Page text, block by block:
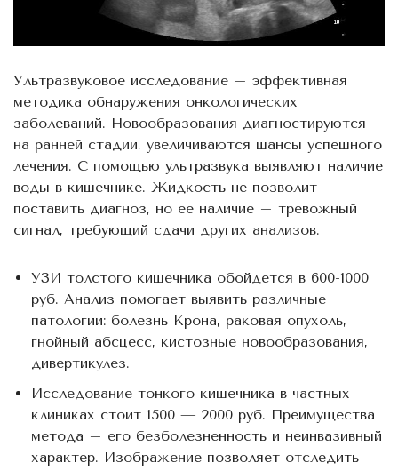
Ультразвуковое исследование – эффективная
методика обнаружения онкологических
заболеваний. Новообразования диагностируются
на ранней стадии, увеличиваются шансы успешного
лечения. С помощью ультразвука выявляют наличие
воды в кишечнике. Жидкость не позволит
поставить диагноз, но ее наличие – тревожный
сигнал, требующий сдачи других анализов.
УЗИ толстого кишечника обойдется в 600-1000
руб. Анализ помогает выявить различные
патологии: болезнь Крона, раковая опухоль,
гнойный абсцесс, кистозные новообразования,
дивертикулез.
Исследование тонкого кишечника в частных
клиниках стоит 1500 — 2000 руб. Преимущества
метода – его безболезненность и неинвазивный
характер. Изображение позволяет отследить